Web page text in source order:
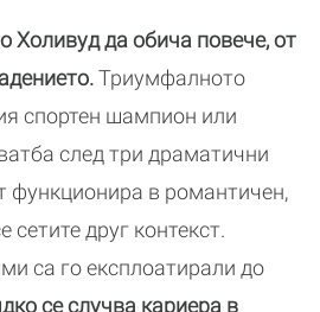
Холивуд да обича повече, от
Триумфалното
спортен шампион или
след три драматични
функционира в романтичен,
сетите друг контекст.
са го експлоатирали до
се случва кариера в